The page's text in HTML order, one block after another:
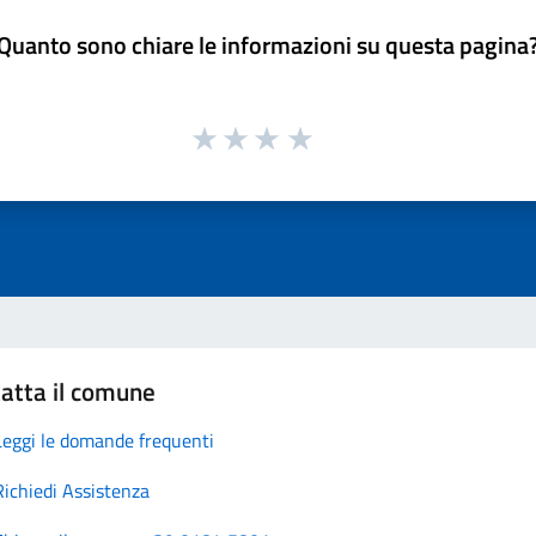
sono chiare le informazioni su questa
il comune
le domande frequenti
Assistenza